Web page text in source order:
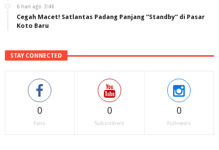
6 hari ago 3:46
Cegah Macet! Satlantas Padang Panjang “Standby” di Pasar
Koto Baru
STAY CONNECTED
0
Fans
0
Subscribers
0
Followers